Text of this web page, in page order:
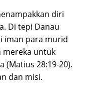
diri
Di tepi Danau
iman para murid
mereka untuk
(Matius 28:19-20).
dan misi.